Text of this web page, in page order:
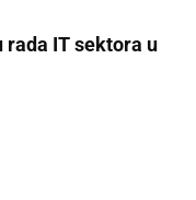
rada IT sektora u